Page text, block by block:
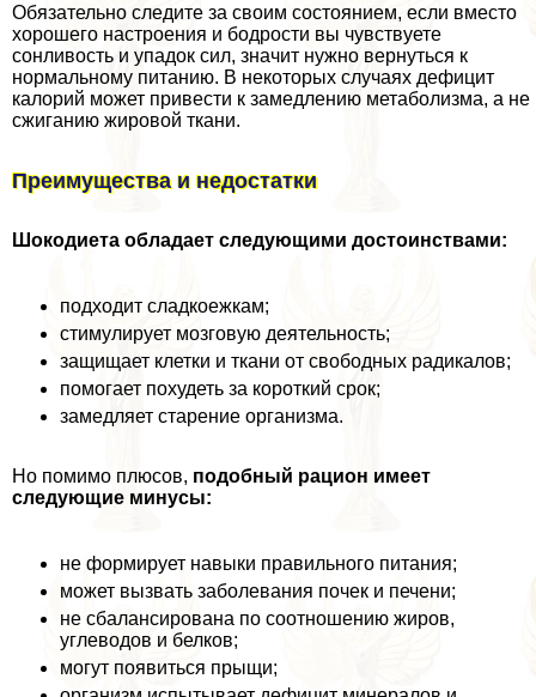
Обязательно следите за своим состоянием, если вместо
хорошего настроения и бодрости вы чувствуете
сонливость и упадок сил, значит нужно вернуться к
нормальному питанию. В некоторых случаях дефицит
калорий может привести к замедлению метаболизма, а не
сжиганию жировой ткани.
Преимущества и недостатки
Шокодиета обладает следующими достоинствами:
подходит сладкоежкам;
стимулирует мозговую деятельность;
защищает клетки и ткани от свободных радикалов;
помогает похудеть за короткий срок;
замедляет старение организма.
Но помимо плюсов, подобный рацион имеет
следующие минусы:
не формирует навыки правильного питания;
может вызвать заболевания почек и печени;
не сбалансирована по соотношению жиров,
углеводов и белков;
могут появиться прыщи;